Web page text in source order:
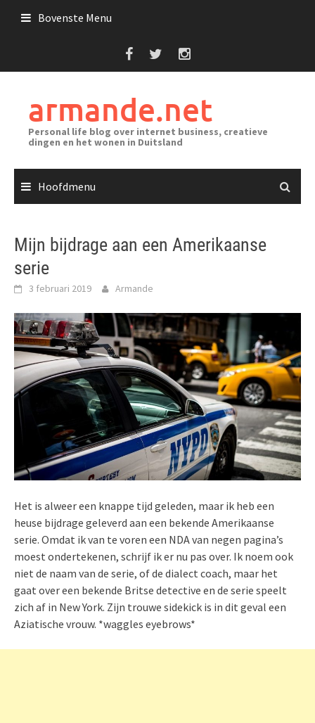
Bovenste Menu
armande.net
Personal life blog over internet business, creatieve
dingen en het wonen in Duitsland
Hoofdmenu
Mijn bijdrage aan een Amerikaanse
serie
3 februari 2019 Armande
Het is alweer een knappe tijd geleden, maar ik heb een
heuse bijdrage geleverd aan een bekende Amerikaanse
serie. Omdat ik van te voren een NDA van negen pagina’s
moest ondertekenen, schrijf ik er nu pas over. Ik noem ook
niet de naam van de serie, of de dialect coach, maar het
gaat over een bekende Britse detective en de serie speelt
zich af in New York. Zijn trouwe sidekick is in dit geval een
Aziatische vrouw. *waggles eyebrows*